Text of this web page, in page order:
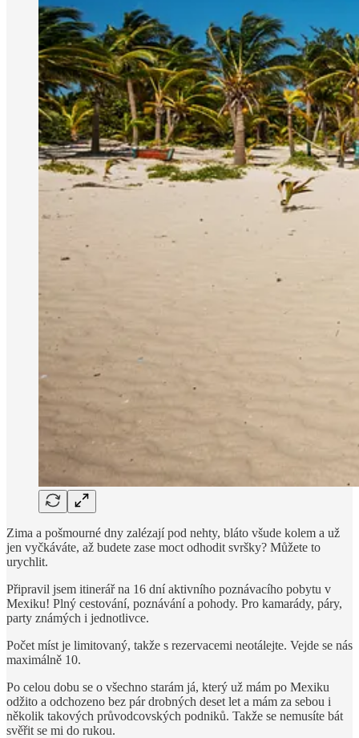
Zima a pošmourné dny zalézají pod nehty, bláto všude kolem a už
jen vyčkáváte, až budete zase moct odhodit svršky? Můžete to
urychlit.
Připravil jsem itinerář na 16 dní aktivního poznávacího pobytu v
Mexiku! Plný cestování, poznávání a pohody. Pro kamarády, páry,
party známých i jednotlivce.
Počet míst je limitovaný, takže s rezervacemi neotálejte. Vejde se nás
maximálně 10.
Po celou dobu se o všechno starám já, který už mám po Mexiku
odžito a odchozeno bez pár drobných deset let a mám za sebou i
několik takových průvodcovských podniků. Takže se nemusíte bát
svěřit se mi do rukou.